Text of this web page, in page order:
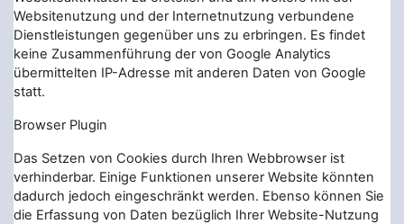
Websitenutzung und der Internetnutzung verbundene
Dienstleistungen gegenüber uns zu erbringen. Es findet
keine Zusammenführung der von Google Analytics
übermittelten IP-Adresse mit anderen Daten von Google
statt.
Browser Plugin
Das Setzen von Cookies durch Ihren Webbrowser ist
verhinderbar. Einige Funktionen unserer Website könnten
dadurch jedoch eingeschränkt werden. Ebenso können Sie
die Erfassung von Daten bezüglich Ihrer Website-Nutzung